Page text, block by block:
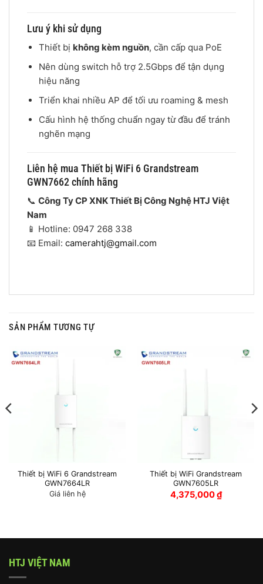
Lưu ý khi sử dụng
Thiết bị không kèm nguồn, cần cấp qua PoE
Nên dùng switch hỗ trợ 2.5Gbps để tận dụng
hiệu năng
Triển khai nhiều AP để tối ưu roaming & mesh
Cấu hình hệ thống chuẩn ngay từ đầu để tránh
nghẽn mạng
Liên hệ mua Thiết bị WiFi 6 Grandstream
GWN7662 chính hãng
📞 Công Ty CP XNK Thiết Bị Công Nghệ HTJ Việt
Nam
📱 Hotline: 0947 268 338
📧 Email: camerahtj@gmail.com
SẢN PHẨM TƯƠNG TỰ
Thiết bị WiFi 6 Grandstream
GWN7664LR
Giá liên hệ
Thiết bị WiFi Grandstream
GWN7605LR
4,375,000₫
HTJ VIỆT NAM